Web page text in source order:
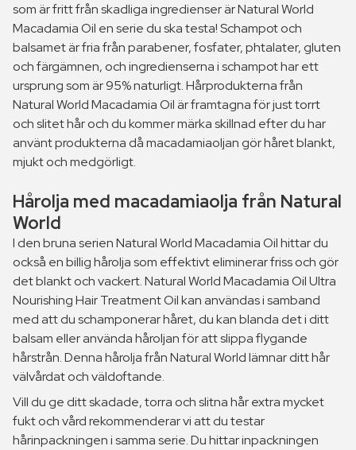
som är fritt från skadliga ingredienser är Natural World
Macadamia Oil en serie du ska testa! Schampot och
balsamet är fria från parabener, fosfater, phtalater, gluten
och färgämnen, och ingredienserna i schampot har ett
ursprung som är 95% naturligt. Hårprodukterna från
Natural World Macadamia Oil är framtagna för just torrt
och slitet hår och du kommer märka skillnad efter du har
använt produkterna då macadamiaoljan gör håret blankt,
mjukt och medgörligt.
Hårolja med macadamiaolja från Natural
World
I den bruna serien Natural World Macadamia Oil hittar du
också en billig hårolja som effektivt eliminerar friss och gör
det blankt och vackert. Natural World Macadamia Oil Ultra
Nourishing Hair Treatment Oil kan användas i samband
med att du schamponerar håret, du kan blanda det i ditt
balsam eller använda håroljan för att slippa flygande
hårstrån. Denna hårolja från Natural World lämnar ditt hår
välvårdat och väldoftande.
Vill du ge ditt skadade, torra och slitna hår extra mycket
fukt och vård rekommenderar vi att du testar
hårinpackningen i samma serie. Du hittar inpackningen